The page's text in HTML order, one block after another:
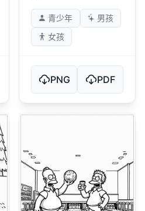
青少年
男孩
女孩
PNG PDF